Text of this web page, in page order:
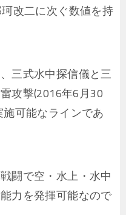
改二に次ぐ数値を持
三式水中探信儀と三
攻撃(2016年6月30
可能なラインであ
闘で空・水上・水中
力を発揮可能なので